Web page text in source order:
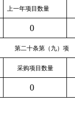
上一年项目数量
0
第二十条第（九）项
采购项目数量
0